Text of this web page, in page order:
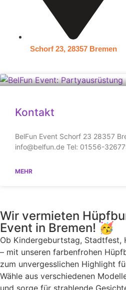
Schorf 23, 28357 Bremen
Kontakt
BelFun Event Schorf 23 28357
info@belfun.de Tel: 01556-
MEHR
Wir vermieten
Event in Bremen! 🥳
Ob Kindergeburtstag, Stadtfest,
– mit unseren farbenfrohen
zum unvergesslichen Highlight
Wähle aus verschiedenen
und sorge für strahlende